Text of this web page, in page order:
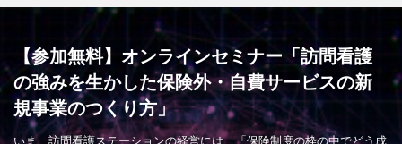
【参加無料】オンラインセミナー「訪問看護
の強みを生かした保険外・自費サービスの新
規事業のつくり方」
いま、訪問看護ステーションの経営には、「保険制度の枠の中でどう成